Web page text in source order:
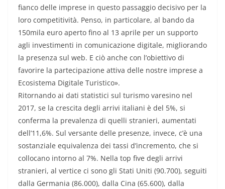
fianco delle imprese in questo passaggio decisivo per la
loro competitività. Penso, in particolare, al bando da
150mila euro aperto fino al 13 aprile per un supporto
agli investimenti in comunicazione digitale, migliorando
la presenza sul web. E ciò anche con l’obiettivo di
favorire la partecipazione attiva delle nostre imprese a
Ecosistema Digitale Turistico».
Ritornando ai dati statistici sul turismo varesino nel
2017, se la crescita degli arrivi italiani è del 5%, si
conferma la prevalenza di quelli stranieri, aumentati
dell’11,6%. Sul versante delle presenze, invece, c’è una
sostanziale equivalenza dei tassi d’incremento, che si
collocano intorno al 7%. Nella top five degli arrivi
stranieri, al vertice ci sono gli Stati Uniti (90.700), seguiti
dalla Germania (86.000), dalla Cina (65.600), dalla